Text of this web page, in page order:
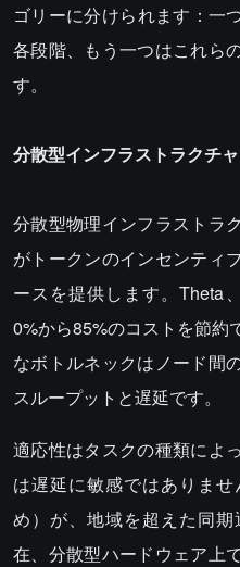
ゴリーに分けられます：一
各段階、もう一つはこれら
す。
分散型インフラストラクチャ
分散型物理インフラストラ
がトークンのインセンティ
ースを提供します。Theta
0%から85%のコストを節約
なボトルネックはノード間
スループットと遅延です。
適応性はタスクの種類によ
は遅延に敏感ではありま
め）が、地域を超えた同
在、分散型ハードウェア上